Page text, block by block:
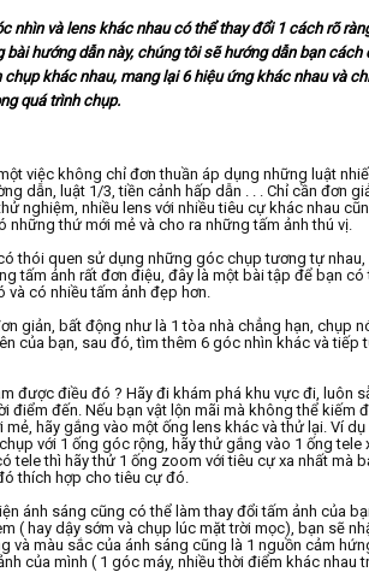
nhìn và lens khác nhau có thể thay đổi 1 cách rõ
bài hướng dẫn này, chúng tôi sẽ hướng dẫn bạn cách
chụp khác nhau, mang lại 6 hiệu ứng khác nhau và
quá trình chụp.
việc không chỉ đơn thuần áp dụng những luật
dẫn, luật 1/3, tiền cảnh hấp dẫn . . . Chỉ cần đơn
nghiệm, nhiều lens với nhiều tiêu cự khác nhau
những thứ mới mẻ và cho ra những tấm ảnh thú vị.
thói quen sử dụng những góc chụp tương tự nhau,
tấm ảnh rất đơn điệu, đây là một bài tập để bạn có
và có nhiều tấm ảnh đẹp hơn.
giản, bất động như là 1 tòa nhà chẳng hạn, chụp
của bạn, sau đó, tìm thêm 6 góc nhìn khác và tiếp
được điều đó ? Hãy đi khám phá khu vực đi, luôn
điểm đến. Nếu bạn vật lộn mãi mà không thể kiếm
hãy gắng vào một ống lens khác và thử lại. Ví dụ
với 1 ống góc rộng, hãy thử gắng vào 1 ống tele
tele thì hãy thử 1 ống zoom với tiêu cự xa nhất mà
thích hợp cho tiêu cự đó.
ánh sáng cũng có thể làm thay đổi tấm ảnh của
( hay dậy sớm và chụp lúc mặt trời mọc), bạn sẽ
và màu sắc của ánh sáng cũng là 1 nguồn cảm
của mình ( 1 góc máy, nhiều thời điểm khác nhau